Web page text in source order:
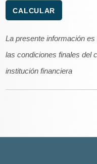
La presente información
las condiciones finales del
institución financiera